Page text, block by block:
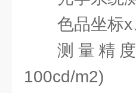
色品坐标
测量精
100cd/m2)